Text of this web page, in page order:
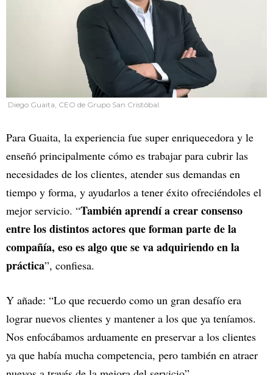
Diego Guaita, CEO de Grupo San Cristóbal.
Para Guaita, la experiencia fue super enriquecedora y le
enseñó principalmente cómo es trabajar para cubrir las
necesidades de los clientes, atender sus demandas en
tiempo y forma, y ayudarlos a tener éxito ofreciéndoles el
mejor servicio. “También aprendí a crear consenso
entre los distintos actores que forman parte de la
compañía, eso es algo que se va adquiriendo en la
práctica”, confiesa.
Y añade: “Lo que recuerdo como un gran desafío era
lograr nuevos clientes y mantener a los que ya teníamos.
Nos enfocábamos arduamente en preservar a los clientes
ya que había mucha competencia, pero también en atraer